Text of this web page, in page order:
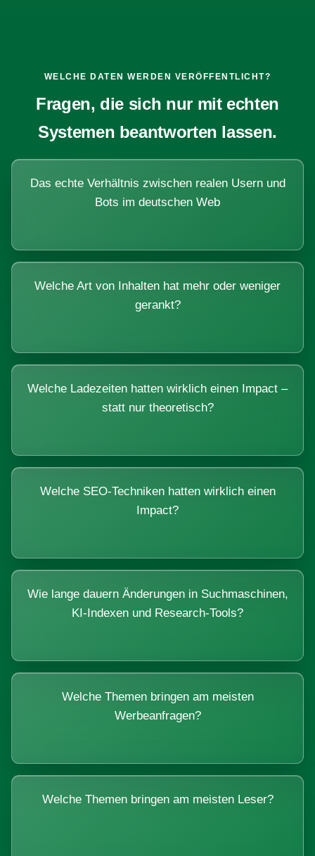
WELCHE DATEN WERDEN VERÖFFENTLICHT?
Fragen, die sich nur mit echten
Systemen beantworten lassen.
Das echte Verhältnis zwischen realen Usern und
Bots im deutschen Web
Welche Art von Inhalten hat mehr oder weniger
gerankt?
Welche Ladezeiten hatten wirklich einen Impact –
statt nur theoretisch?
Welche SEO-Techniken hatten wirklich einen
Impact?
Wie lange dauern Änderungen in Suchmaschinen,
KI-Indexen und Research-Tools?
Welche Themen bringen am meisten
Werbeanfragen?
Welche Themen bringen am meisten Leser?